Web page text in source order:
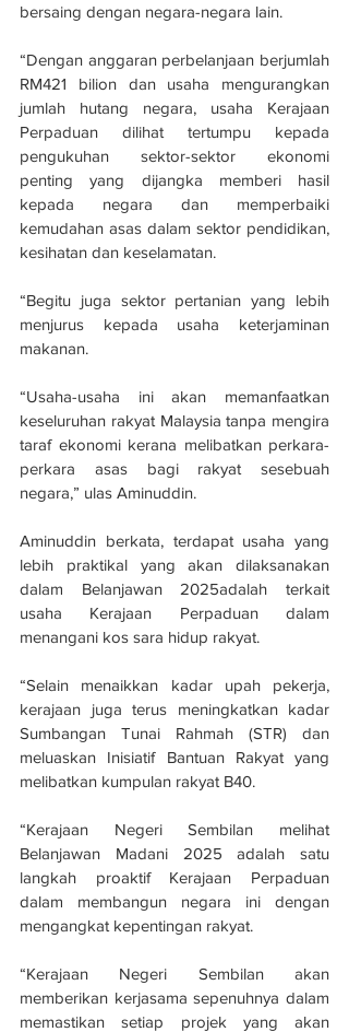
bersaing dengan negara-negara lain.
“Dengan anggaran perbelanjaan berjumlah
RM421 bilion dan usaha mengurangkan
jumlah hutang negara, usaha Kerajaan
Perpaduan dilihat tertumpu kepada
pengukuhan sektor-sektor ekonomi
penting yang dijangka memberi hasil
kepada negara dan memperbaiki
kemudahan asas dalam sektor pendidikan,
kesihatan dan keselamatan.
“Begitu juga sektor pertanian yang lebih
menjurus kepada usaha keterjaminan
makanan.
“Usaha-usaha ini akan memanfaatkan
keseluruhan rakyat Malaysia tanpa mengira
taraf ekonomi kerana melibatkan perkara-
perkara asas bagi rakyat sesebuah
negara,” ulas Aminuddin.
Aminuddin berkata, terdapat usaha yang
lebih praktikal yang akan dilaksanakan
dalam Belanjawan 2025adalah terkait
usaha Kerajaan Perpaduan dalam
menangani kos sara hidup rakyat.
“Selain menaikkan kadar upah pekerja,
kerajaan juga terus meningkatkan kadar
Sumbangan Tunai Rahmah (STR) dan
meluaskan Inisiatif Bantuan Rakyat yang
melibatkan kumpulan rakyat B40.
“Kerajaan Negeri Sembilan melihat
Belanjawan Madani 2025 adalah satu
langkah proaktif Kerajaan Perpaduan
dalam membangun negara ini dengan
mengangkat kepentingan rakyat.
“Kerajaan Negeri Sembilan akan
memberikan kerjasama sepenuhnya dalam
memastikan setiap projek yang akan